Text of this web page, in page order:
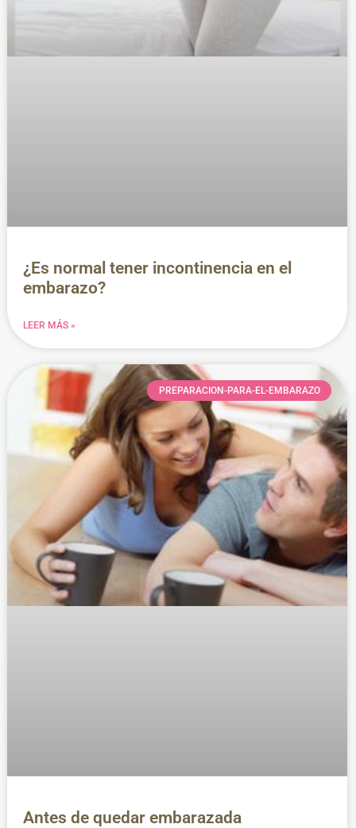
¿Es normal tener incontinencia en el
embarazo?
LEER MÁS »
PREPARACION-PARA-EL-EMBARAZO
Antes de quedar embarazada